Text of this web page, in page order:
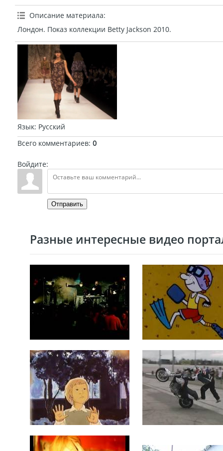
Описание материала:
Лондон. Показ коллекции Betty Jackson 2010.
Язык: Русский
Всего комментариев: 0
Войдите:
Отправить
Разные интересные видео